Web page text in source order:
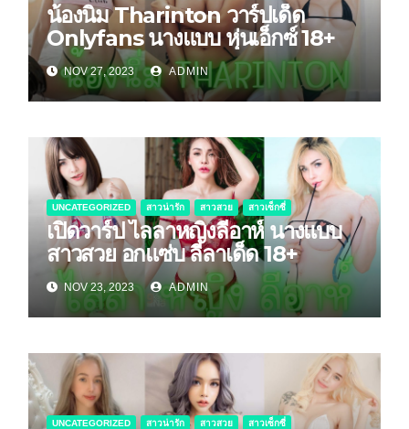
น้องนิ่ม Tharinton วาร์ปเด็ด
Onlyfans นางแบบ หุ่นเอ็กซ์ 18+
NOV 27, 2023 ADMIN
UNCATEGORIZED สาวน่ารัก สาวสวย สาวเซ็กซี่
เปิดวาร์ป ไลลาหญิงลีอาห์ นางแบบ
สาวสวย อกแซ่บ ลีลาเด็ด 18+
NOV 23, 2023 ADMIN
UNCATEGORIZED สาวน่ารัก สาวสวย สาวเซ็กซี่